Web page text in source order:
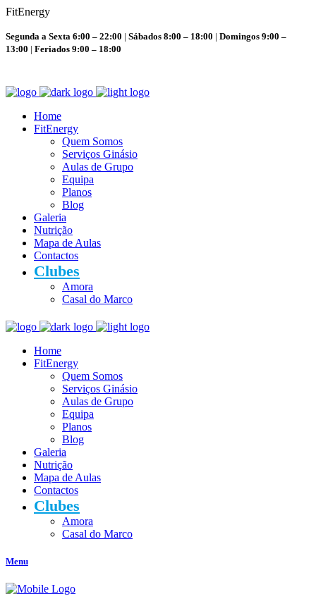
FitEnergy
Segunda a Sexta 6:00 – 22:00 | Sábados 8:00 – 18:00 | Domingos 9:00 –
13:00 | Feriados 9:00 – 18:00
Home
FitEnergy
Quem Somos
Serviços Ginásio
Aulas de Grupo
Equipa
Planos
Blog
Galeria
Nutrição
Mapa de Aulas
Contactos
Clubes
Amora
Casal do Marco
Home
FitEnergy
Quem Somos
Serviços Ginásio
Aulas de Grupo
Equipa
Planos
Blog
Galeria
Nutrição
Mapa de Aulas
Contactos
Clubes
Amora
Casal do Marco
Menu